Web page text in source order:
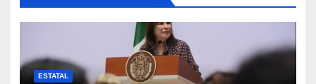
ESTATAL